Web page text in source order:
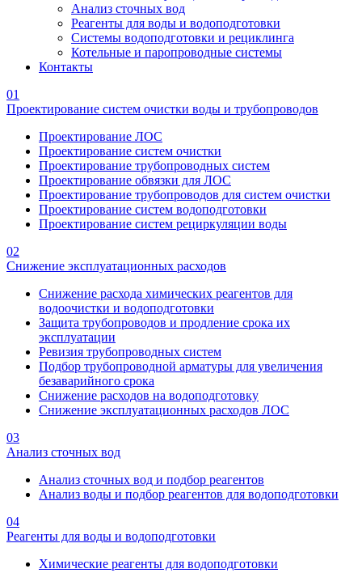
Анализ сточных вод
Реагенты для воды и водоподготовки
Системы водоподготовки и рециклинга
Котельные и паропроводные системы
Контакты
01
Проектирование систем очистки воды и трубопроводов
Проектирование ЛОС
Проектирование систем очистки
Проектирование трубопроводных систем
Проектирование обвязки для ЛОС
Проектирование трубопроводов для систем очистки
Проектирование систем водоподготовки
Проектирование систем рециркуляции воды
02
Снижение эксплуатационных расходов
Снижение расхода химических реагентов для
водоочистки и водоподготовки
Защита трубопроводов и продление срока их
эксплуатации
Ревизия трубопроводных систем
Подбор трубопроводной арматуры для увеличения
безаварийного срока
Снижение расходов на водоподготовку
Снижение эксплуатационных расходов ЛОС
03
Анализ сточных вод
Анализ сточных вод и подбор реагентов
Анализ воды и подбор реагентов для водоподготовки
04
Реагенты для воды и водоподготовки
Химические реагенты для водоподготовки